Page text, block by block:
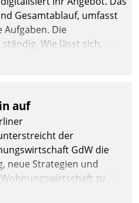
Gesamtablauf, umfasst
Die
Wie lässt sich
und zugleich Freiraum
auf
der
GdW die
neue Strategien und
zu